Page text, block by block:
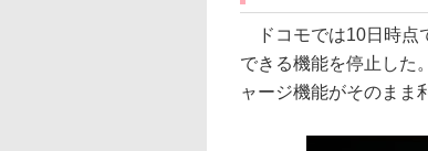
ドコモでは10日時点
できる機能を停止した
ャージ機能がそのまま